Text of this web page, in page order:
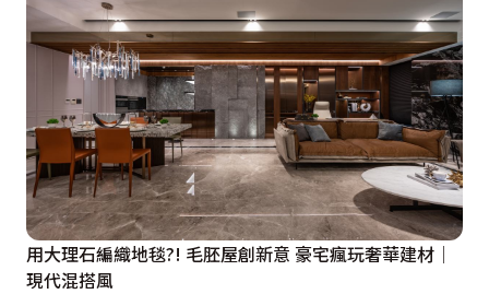
用大理石編織地毯?! 毛胚屋創新意 豪宅瘋玩奢華建材│
現代混搭風